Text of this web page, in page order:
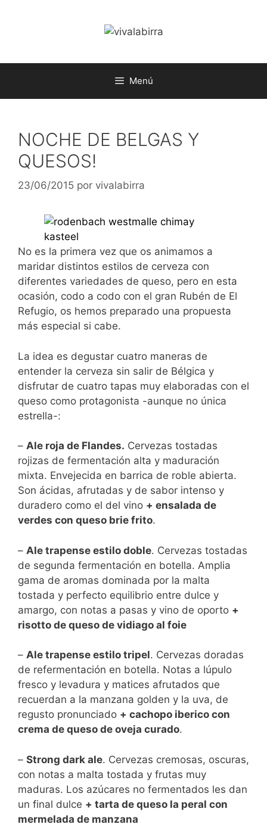
Menú
NOCHE DE BELGAS Y
QUESOS!
23/06/2015 por vivalabirra
No es la primera vez que os animamos a
maridar distintos estilos de cerveza con
diferentes variedades de queso, pero en esta
ocasión, codo a codo con el gran Rubén de El
Refugio, os hemos preparado una propuesta
más especial si cabe.
La idea es degustar cuatro maneras de
entender la cerveza sin salir de Bélgica y
disfrutar de cuatro tapas muy elaboradas con el
queso como protagonista -aunque no única
estrella-:
– Ale roja de Flandes. Cervezas tostadas
rojizas de fermentación alta y maduración
mixta. Envejecida en barrica de roble abierta.
Son ácidas, afrutadas y de sabor intenso y
duradero como el del vino + ensalada de
verdes con queso brie frito.
– Ale trapense estilo doble. Cervezas tostadas
de segunda fermentación en botella. Amplia
gama de aromas dominada por la malta
tostada y perfecto equilibrio entre dulce y
amargo, con notas a pasas y vino de oporto +
risotto de queso de vidiago al foie
– Ale trapense estilo tripel. Cervezas doradas
de refermentación en botella. Notas a lúpulo
fresco y levadura y matices afrutados que
recuerdan a la manzana golden y la uva, de
regusto pronunciado + cachopo iberico con
crema de queso de oveja curado.
– Strong dark ale. Cervezas cremosas, oscuras,
con notas a malta tostada y frutas muy
maduras. Los azúcares no fermentados les dan
un final dulce + tarta de queso la peral con
mermelada de manzana